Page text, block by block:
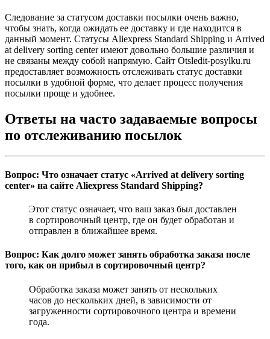
Следование за статусом доставки посылки очень важно,
чтобы знать, когда ожидать ее доставку и где находится в
данный момент. Статусы Aliexpress Standard Shipping и Arrived
at delivery sorting center имеют довольно большие различия и
не связаны между собой напрямую. Сайт Otsledit-posylku.ru
предоставляет возможность отслеживать статус доставки
посылки в удобной форме, что делает процесс получения
посылки проще и удобнее.
Ответы на часто задаваемые вопросы
по отслеживанию посылок
Вопрос: Что означает статус «Arrived at delivery sorting
center» на сайте Aliexpress Standard Shipping?
Этот статус означает, что ваш заказ был доставлен
в сортировочный центр, где он будет обработан и
отправлен в ближайшее время.
Вопрос: Как долго может занять обработка заказа после
того, как он прибыл в сортировочный центр?
Обработка заказа может занять от нескольких
часов до нескольких дней, в зависимости от
загруженности сортировочного центра и времени
года.